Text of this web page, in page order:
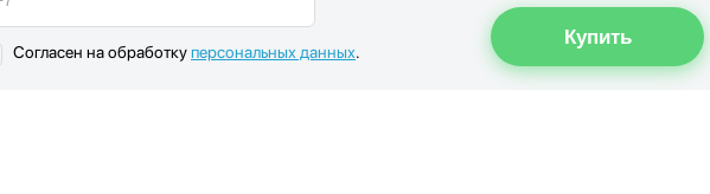
Согласен на обработкуперсональных данных.